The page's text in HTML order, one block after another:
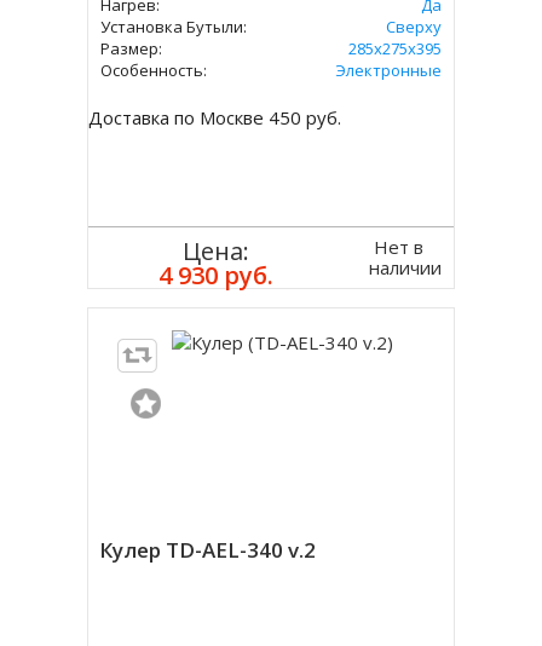
Нагрев:
Да
Установка Бутыли:
Сверху
Размер:
285х275х395
Особенность:
Электронные
Доставка по Москве 450 руб.
Цена:
4 930 руб.
Нет в
наличии
Кулер TD-AEL-340 v.2